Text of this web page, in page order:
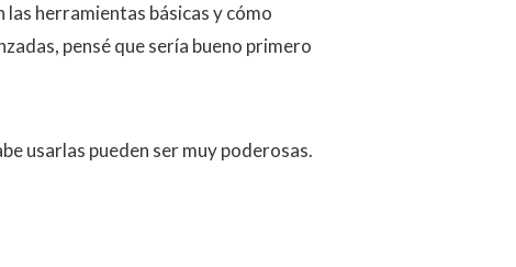
herramientas básicas y cómo
pensé que sería bueno primero
usarlas pueden ser muy poderosas.